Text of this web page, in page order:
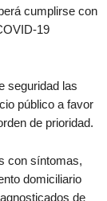
cumplirse con
19
seguridad las
público a favor
de prioridad.
con síntomas,
domiciliario
de